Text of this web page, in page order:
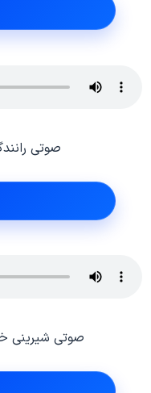
صوتی
صوتی شیرینی